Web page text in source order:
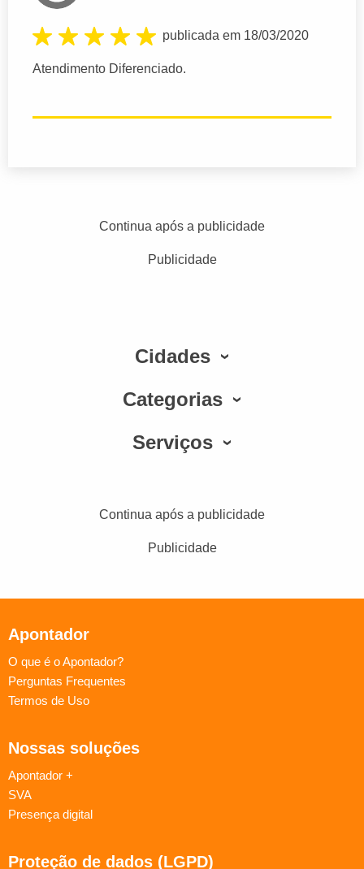
publicada em 18/03/2020
Atendimento Diferenciado.
Continua após a publicidade
Publicidade
Cidades
Categorias
Serviços
Continua após a publicidade
Publicidade
Apontador
O que é o Apontador?
Perguntas Frequentes
Termos de Uso
Nossas soluções
Apontador +
SVA
Presença digital
Proteção de dados (LGPD)